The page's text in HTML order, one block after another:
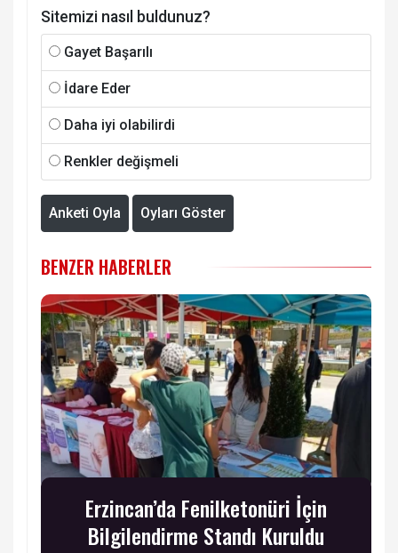
Sitemizi nasıl buldunuz?
Gayet Başarılı
İdare Eder
Daha iyi olabilirdi
Renkler değişmeli
Anketi Oyla Oyları Göster
BENZER HABERLER
Erzincan’da Fenilketonüri İçin
Bilgilendirme Standı Kuruldu